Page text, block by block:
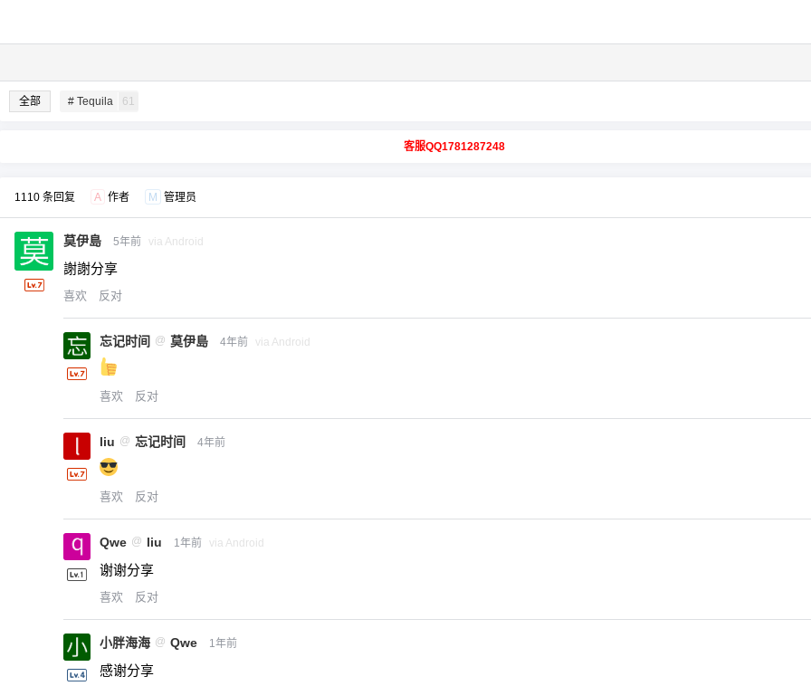
全部 # Tequila 61
给-熊本熊-打赏
客服QQ1781287248
1110 条回复 A 作者 M 管理员
莫伊島 5年前 via Android
謝謝分享
喜欢 反对
忘记时间 @ 莫伊島 4年前 via Android
喜欢 反对
liu @ 忘记时间 4年前
喜欢 反对
Qwe @ liu 1年前 via Android
谢谢分享
喜欢 反对
小胖海海 @ Qwe 1年前
感谢分享